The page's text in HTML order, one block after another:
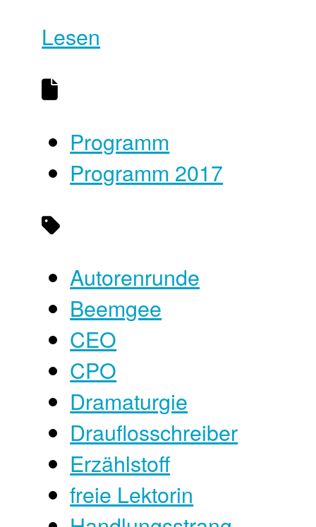
Lesen
Programm
Programm 2017
Autorenrunde
Beemgee
CEO
CPO
Dramaturgie
Drauflosschreiber
Erzählstoff
freie Lektorin